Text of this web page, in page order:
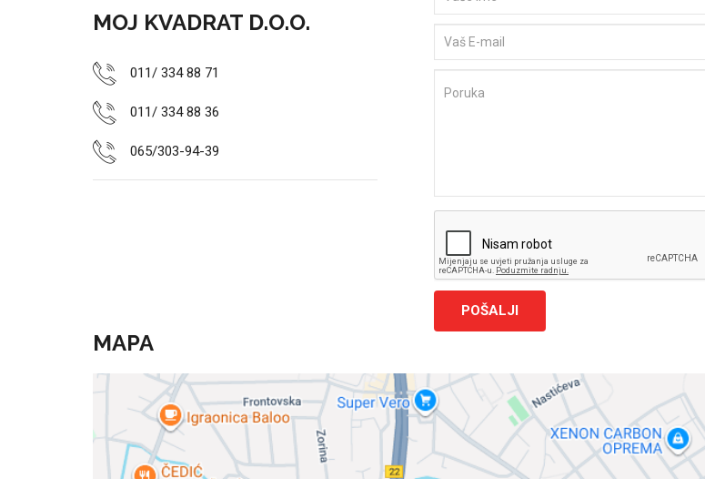
MOJ KVADRAT D.O.O.
011/ 334 88 71
011/ 334 88 36
065/303-94-39
MAPA